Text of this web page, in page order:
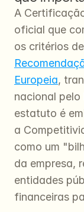
A
oficial que
Europeia,
nacional pelo
estatuto é
a
como um
da empresa,
entidades
financeiras